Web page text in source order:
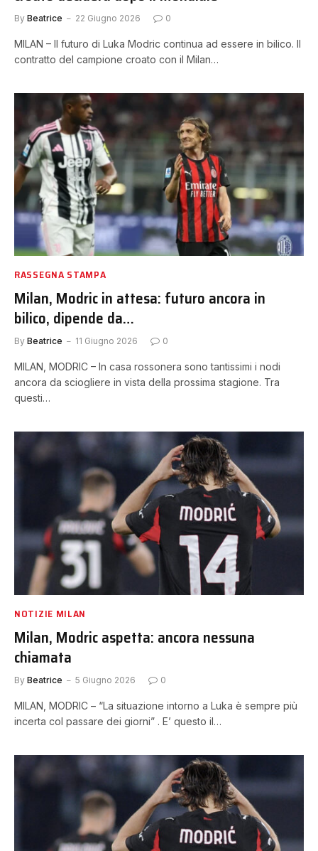
By Beatrice 22 Giugno 2026 0
MILAN – Il futuro di Luka Modric continua ad essere in bilico. Il
contratto del campione croato con il Milan…
RASSEGNA STAMPA
Milan, Modric in attesa: futuro ancora in
bilico, dipende da…
By Beatrice 11 Giugno 2026 0
MILAN, MODRIC – In casa rossonera sono tantissimi i nodi
ancora da sciogliere in vista della prossima stagione. Tra
questi…
NOTIZIE MILAN
Milan, Modric aspetta: ancora nessuna
chiamata
By Beatrice 5 Giugno 2026 0
MILAN, MODRIC – “La situazione intorno a Luka è sempre più
incerta col passare dei giorni” . E’ questo il…